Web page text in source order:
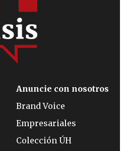
Anuncie con nosotros
Brand Voice
Empresariales
Colección ÚH